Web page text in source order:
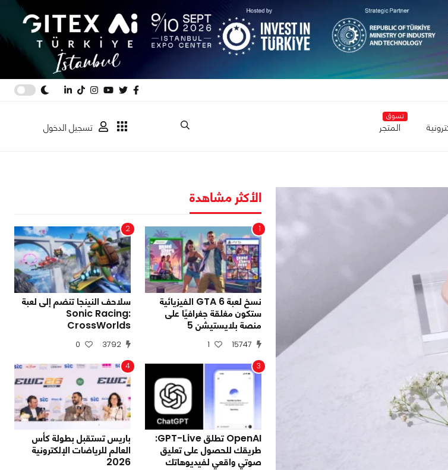
تسوق
المتجر تسجيل الدخول
الأكثر مشاهدة
1
نسخ لعبة GTA 6 الفيزيائية
ستكون مغلقة جغرافيًا على
منصة بلايستيشن 5
15747
1
2
سلاحف النينجا تنضم إلى لعبة
Sonic Racing:
CrossWorlds
3792
0
3
OpenAI تطلق GPT-Live:
طريقك للحصول على تعليق
صوتي واقعي لفيديوهاتك
4
باريس تستقبل بطولة كأس
العالم للرياضات الإلكترونية
2026